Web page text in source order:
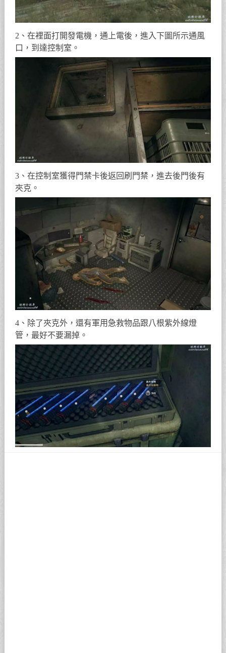
2、在裡面打開發電機，通上電後，進入下圖所示通風
口，到達控制室。
3、在控制室獲得門禁卡後返回刷門禁，進去後門後有
夾克。
4、除了夾克外，還有軍用急救物品跟八根紫外線燈
管，最好不要漏掉。